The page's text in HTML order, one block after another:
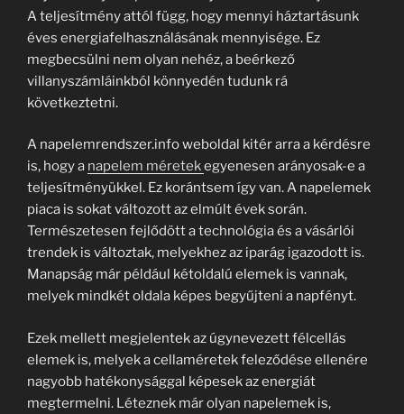
A teljesítmény attól függ, hogy mennyi háztartásunk
éves energiafelhasználásának mennyisége. Ez
megbecsülni nem olyan nehéz, a beérkező
villanyszámláinkból könnyedén tudunk rá
következtetni.
A napelemrendszer.info weboldal kitér arra a kérdésre
is, hogy a napelem méretekegyenesen arányosak-e a
teljesítményükkel. Ez korántsem így van. A napelemek
piaca is sokat változott az elmúlt évek során.
Természetesen fejlődött a technológia és a vásárlói
trendek is változtak, melyekhez az iparág igazodott is.
Manapság már például kétoldalú elemek is vannak,
melyek mindkét oldala képes begyűjteni a napfényt.
Ezek mellett megjelentek az úgynevezett félcellás
elemek is, melyek a cellaméretek feleződése ellenére
nagyobb hatékonysággal képesek az energiát
megtermelni. Léteznek már olyan napelemek is,